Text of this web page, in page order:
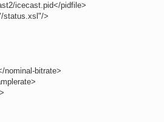
icecast.pid</pidfile>
status.xsl"/>
nominal-bitrate>